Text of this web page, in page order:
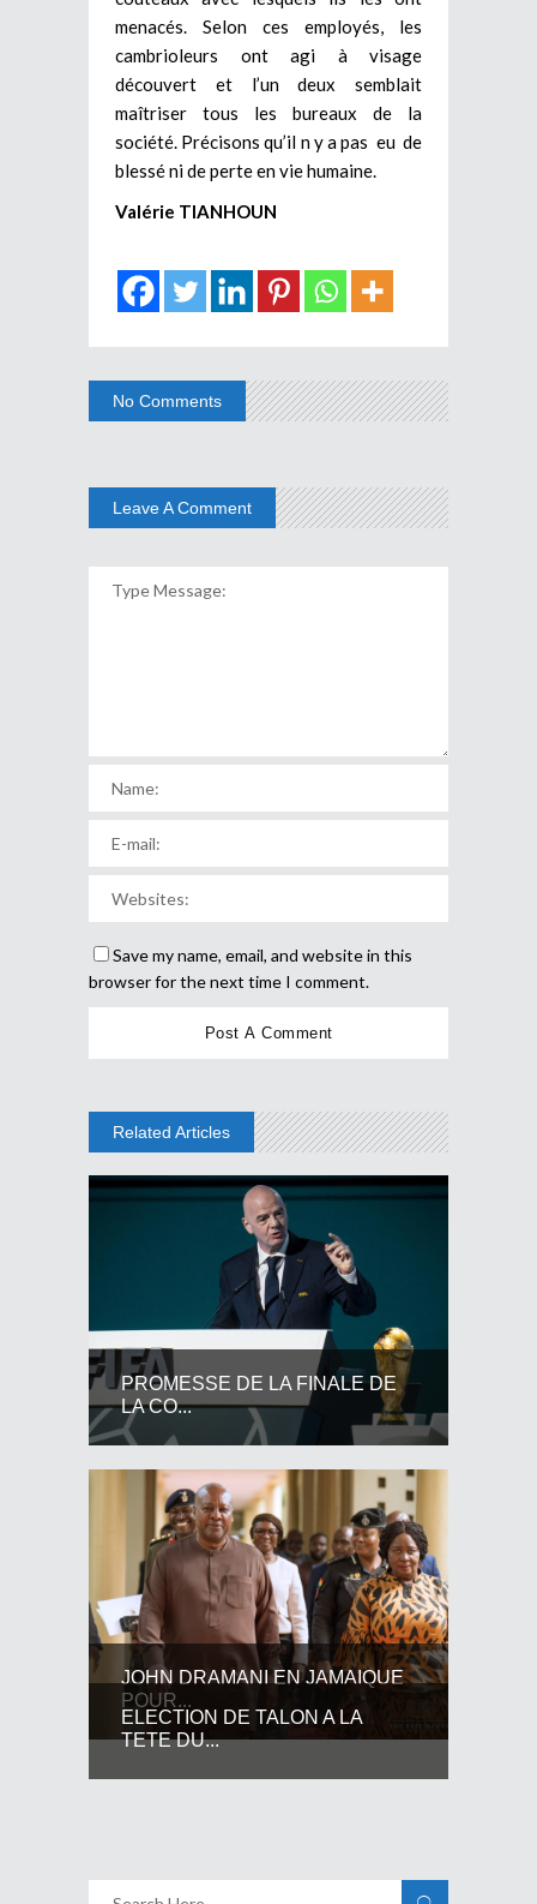
menacés. Selon ces employés, les
cambrioleurs ont agi à visage
découvert et l’un deux semblait
maîtriser tous les bureaux de la
société. Précisons qu’il n y a pas eu de
blessé ni de perte en vie humaine.
Valérie TIANHOUN
No Comments
Leave A Comment
Save my name, email, and website in this
browser for the next time I comment.
Related Articles
PROMESSE DE LA FINALE DE
LA CO...
JOHN DRAMANI EN JAMAIQUE
POUR...
ELECTION DE TALON A LA
TETE DU...